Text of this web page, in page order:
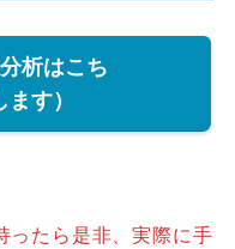
析はこち
す）
ったら是非、実際に手